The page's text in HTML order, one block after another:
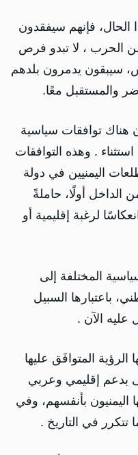
الحال، فإنهم سيفقدون
الحرب ، لا تبدو فرص
سيبقون يدمرون بلدهم
والمستقبل معًا.
هناك توافقات سياسية
. وهذه التوافقات
اليمنيين في دولة
الداخل أولًا، حاملةً
لرغبة إقليمية أو
المختلفة إلى
باعتبارها السبيل
عليه الآن .
الرؤية المتوافَق عليها
بدعم إقليمي وعربي
بأنفسهم، وفي
تتكرر في التاريخ .